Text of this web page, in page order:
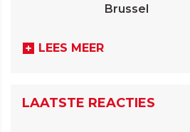
Brussel
LEES MEER
LAATSTE REACTIES